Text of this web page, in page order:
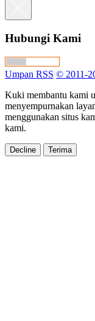
Hubungi Kami
Umpan RSS © 2011-
Kuki membantu kami
menyempurnakan
menggunakan situs
kami.
Decline Terima